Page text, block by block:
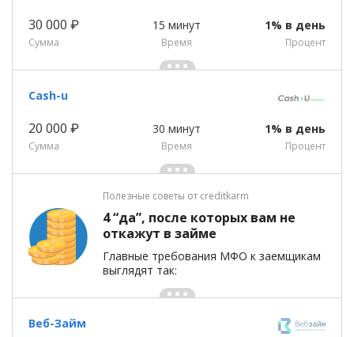
30 000 ₽
Сумма
15 минут
Время
1% в день
Процент
Cash-u
20 000 ₽
Сумма
30 минут
Время
1% в день
Процент
Полезные советы от creditkarm
4 “да”, после которых вам не
откажут в займе
Главные требования МФО к заемщикам
выглядят так:
Веб-Займ